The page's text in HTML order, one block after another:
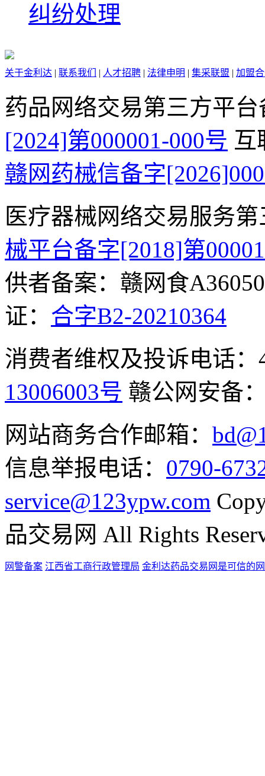
纠纷处理
关于金利达 | 联系我们 | 人才招聘 | 法律申明 | 集采联盟 | 加盟
药品网络交易第三方平
[2024]第000001-000号 互
赣网药械信备字
医疗器械网络交易服务
械平台备字[2018]第
供者备案：赣网食
证： 合字B2-20210364
消费者维权及投诉电话：
13006003号 赣公网安备
网站商务合作邮箱：
信息举报电话： 0790-
service@123ypw.com
品交易网 All Rights
网警备案 江西省工商行政管理局 金利达药品交易网是可信的